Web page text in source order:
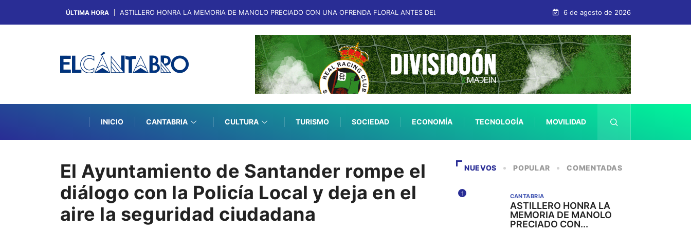
ÚLTIMA HORA ASTILLERO HONRA LA MEMORIA DE MANOLO PRECIADO CON UNA OFRENDA FLORAL ANTES DEL RACING – SPORTING 6 de agosto de 2026
INICIO CANTABRIA CULTURA TURISMO SOCIEDAD ECONOMÍA TECNOLOGÍA MOVILIDAD
El Ayuntamiento de Santander rompe el
diálogo con la Policía Local y deja en el
aire la seguridad ciudadana
NUEVOS POPULAR COMENTADAS
1 CANTABRIA
ASTILLERO HONRA LA
MEMORIA DE MANOLO
PRECIADO CON...